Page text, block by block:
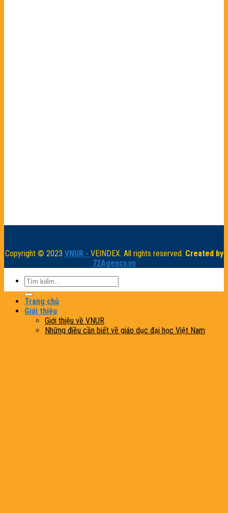
Copyright © 2023 VNUR - VEINDEX. All rights reserved. Created by
72Agency.vn
Trang chủ
Giới thiệu
Giới thiệu về VNUR
Những điều cần biết về giáo dục đại học Việt Nam